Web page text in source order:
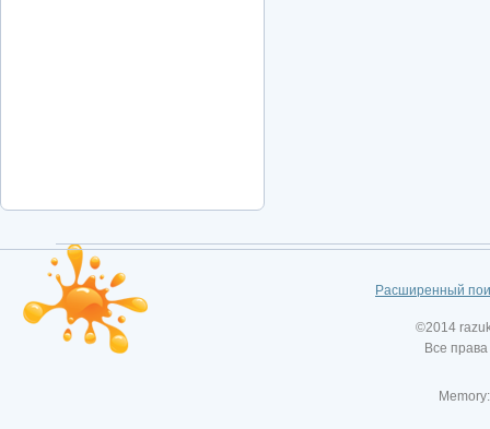
Расширенный
©2014
Все